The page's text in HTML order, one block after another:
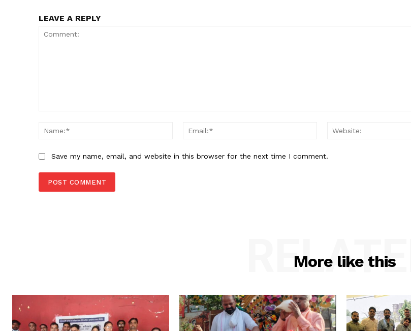
LEAVE A REPLY
Name:*
Email:*
Save my name, email, and website in this browser for the next time I comment.
More like this
RELATED